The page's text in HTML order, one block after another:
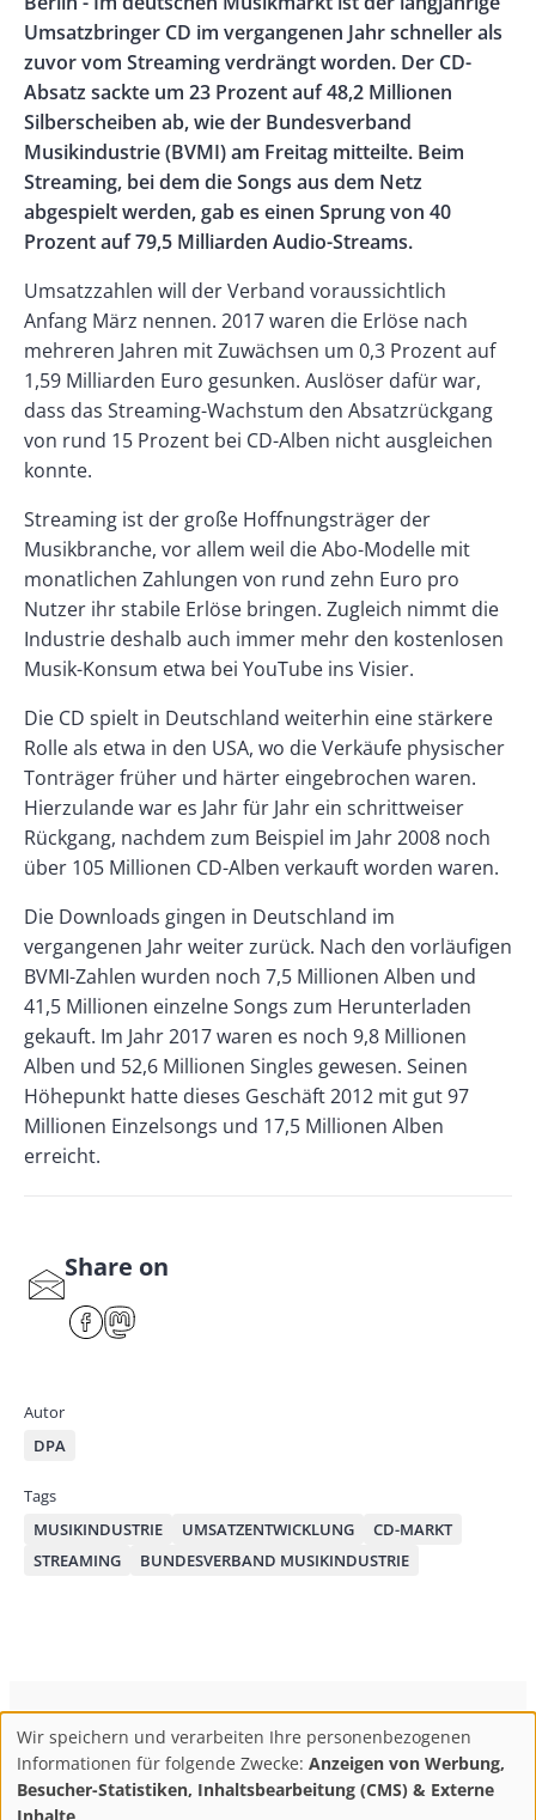
Left
Rectangle
Right
Umsatzbringer CD im vergangenen Jahr schneller als
zuvor vom Streaming verdrängt worden. Der CD-
Absatz sackte um 23 Prozent auf 48,2 Millionen
Silberscheiben ab, wie der Bundesverband
Musikindustrie (BVMI) am Freitag mitteilte. Beim
Streaming, bei dem die Songs aus dem Netz
abgespielt werden, gab es einen Sprung von 40
Prozent auf 79,5 Milliarden Audio-Streams.
Umsatzzahlen will der Verband voraussichtlich
Anfang März nennen. 2017 waren die Erlöse nach
mehreren Jahren mit Zuwächsen um 0,3 Prozent auf
1,59 Milliarden Euro gesunken. Auslöser dafür war,
dass das Streaming-Wachstum den Absatzrückgang
von rund 15 Prozent bei CD-Alben nicht ausgleichen
konnte.
Streaming ist der große Hoffnungsträger der
Musikbranche, vor allem weil die Abo-Modelle mit
monatlichen Zahlungen von rund zehn Euro pro
Nutzer ihr stabile Erlöse bringen. Zugleich nimmt die
Industrie deshalb auch immer mehr den kostenlosen
Musik-Konsum etwa bei YouTube ins Visier.
Die CD spielt in Deutschland weiterhin eine stärkere
Rolle als etwa in den USA, wo die Verkäufe physischer
Tonträger früher und härter eingebrochen waren.
Hierzulande war es Jahr für Jahr ein schrittweiser
Rückgang, nachdem zum Beispiel im Jahr 2008 noch
über 105 Millionen CD-Alben verkauft worden waren.
Die Downloads gingen in Deutschland im
vergangenen Jahr weiter zurück. Nach den vorläufigen
BVMI-Zahlen wurden noch 7,5 Millionen Alben und
41,5 Millionen einzelne Songs zum Herunterladen
gekauft. Im Jahr 2017 waren es noch 9,8 Millionen
Alben und 52,6 Millionen Singles gewesen. Seinen
Höhepunkt hatte dieses Geschäft 2012 mit gut 97
Millionen Einzelsongs und 17,5 Millionen Alben
erreicht.
S
Share on
F
Autor
DPA
Tags
MUSIKINDUSTRIE
UMSATZENTWICKLUNG
CD-MARKT
STREAMING
BUNDESVERBAND MUSIKINDUSTRIE
Footer
ConBrio Kulturmedienhaus AGB
Datenschutz
Impressum
Info & Kontakt
Abo kündigen / Widerruf der Bestellung
Use
of
Wir speichern und verarbeiten Ihre personenbezogenen
Informationen für folgende Zwecke: Anzeigen von Werbung,
Besucher-Statistiken, Inhaltsbearbeitung (CMS) & Externe